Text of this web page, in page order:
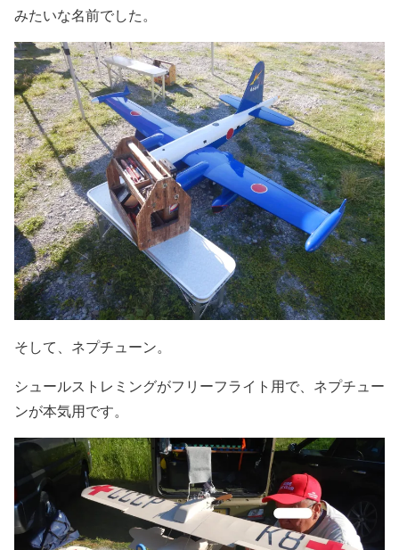
みたいな名前でした。
そして、ネプチューン。
シュールストレミングがフリーフライト用で、ネプチュー
ンが本気用です。